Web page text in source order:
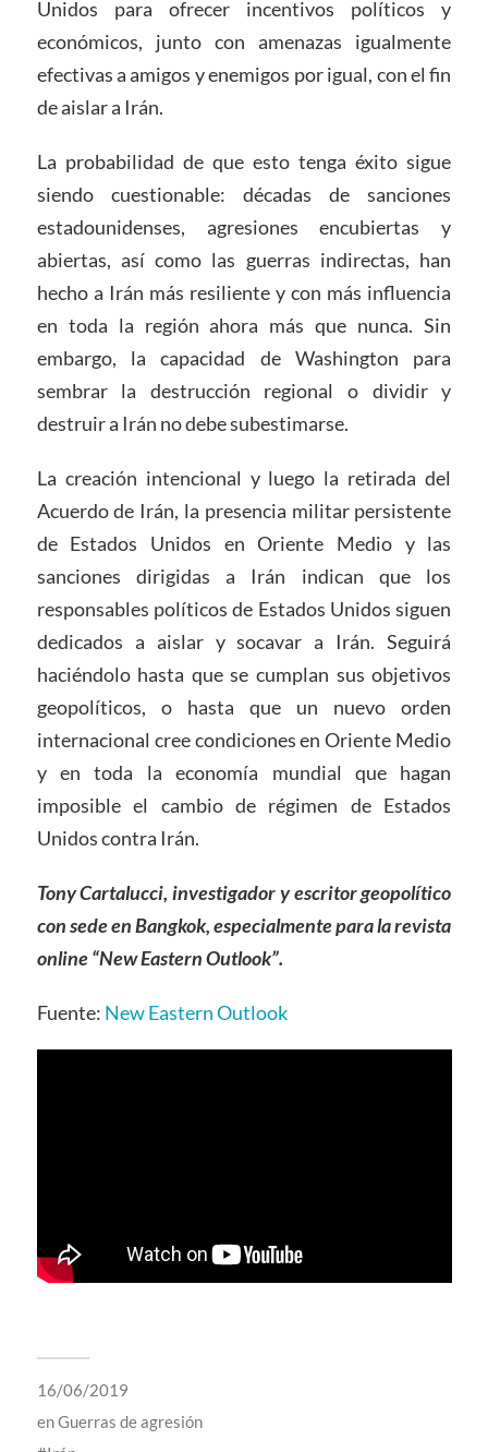
Unidos para ofrecer incentivos políticos y
económicos, junto con amenazas igualmente
efectivas a amigos y enemigos por igual, con el fin
de aislar a Irán.
La probabilidad de que esto tenga éxito sigue
siendo cuestionable: décadas de sanciones
estadounidenses, agresiones encubiertas y
abiertas, así como las guerras indirectas, han
hecho a Irán más resiliente y con más influencia
en toda la región ahora más que nunca. Sin
embargo, la capacidad de Washington para
sembrar la destrucción regional o dividir y
destruir a Irán no debe subestimarse.
La creación intencional y luego la retirada del
Acuerdo de Irán, la presencia militar persistente
de Estados Unidos en Oriente Medio y las
sanciones dirigidas a Irán indican que los
responsables políticos de Estados Unidos siguen
dedicados a aislar y socavar a Irán. Seguirá
haciéndolo hasta que se cumplan sus objetivos
geopolíticos, o hasta que un nuevo orden
internacional cree condiciones en Oriente Medio
y en toda la economía mundial que hagan
imposible el cambio de régimen de Estados
Unidos contra Irán.
Tony Cartalucci, investigador y escritor geopolítico
con sede en Bangkok, especialmente para la revista
online “New Eastern Outlook”.
Fuente: New Eastern Outlook
16/06/2019
enGuerras de agresión